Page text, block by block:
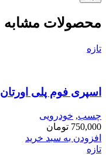
محصولات مشابه
تازه
اسپری فوم پلی اورتان 750 میلی لیتری کاسپین
چسب, خودرویی
750,000 تومان
افزودن به سبد خرید
تازه